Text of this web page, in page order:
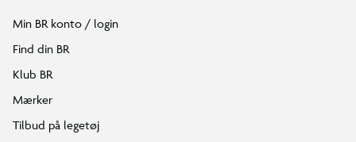
Min BR konto / login
Find din BR
Klub BR
Mærker
Tilbud på legetøj